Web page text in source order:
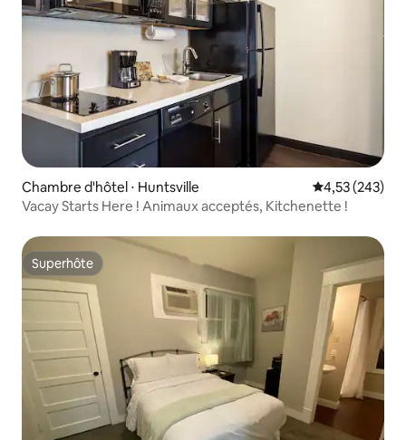
Chambre d'hôtel ⋅ Huntsville Évaluation
4,53 (243)
Vacay Starts Here ! Animaux acceptés, Kitchenette !
Superhôte
Superhôte